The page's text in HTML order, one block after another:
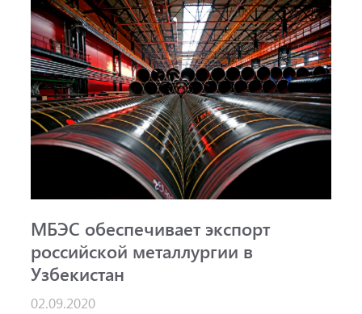
МБЭС обеспечивает экспорт
российской металлургии в
Узбекистан
02.09.2020